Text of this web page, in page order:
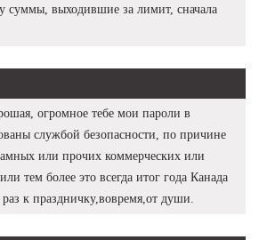
суммы, выходившие за лимит, сначала
огромное тебе мои пароли в
службой безопасности, по причине
или прочих коммерческих или
тем более это всегда итог года Канада
к праздничку,вовремя,от души.